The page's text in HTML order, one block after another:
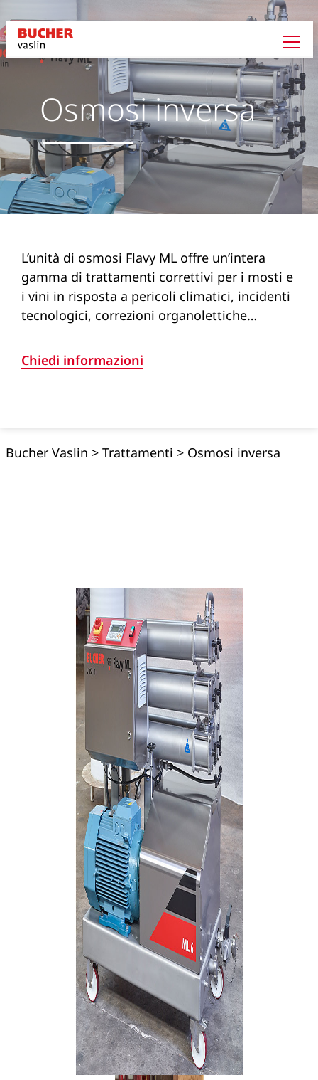
Osmosi inversa
L’unità di osmosi Flavy ML offre un’intera
gamma di trattamenti correttivi per i mosti e
i vini in risposta a pericoli climatici, incidenti
tecnologici, correzioni organolettiche…
Chiedi informazioni
Bucher Vaslin > Trattamenti > Osmosi inversa